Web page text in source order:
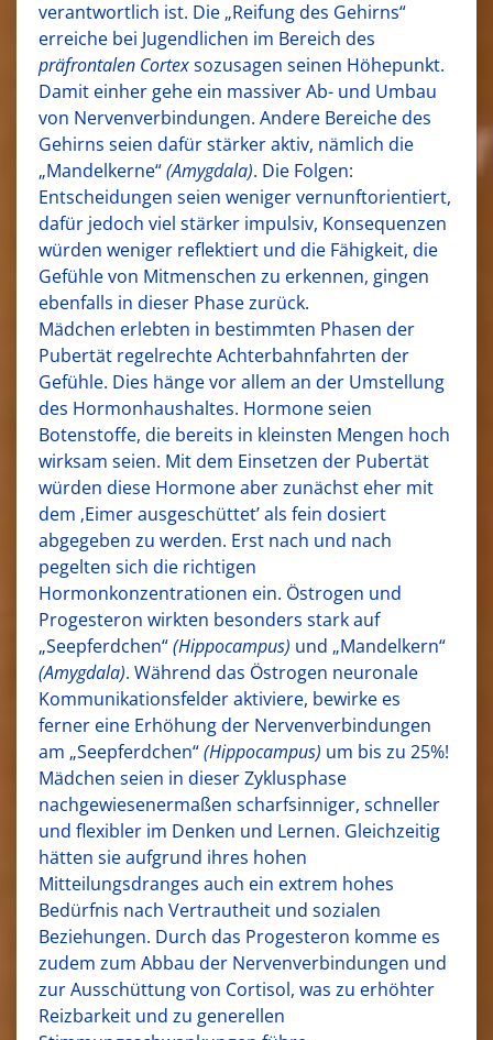
verantwortlich ist. Die „Reifung des Gehirns“
erreiche bei Jugendlichen im Bereich des
präfrontalen Cortexsozusagen seinen Höhepunkt.
Damit einher gehe ein massiver Ab- und Umbau
von Nervenverbindungen. Andere Bereiche des
Gehirns seien dafür stärker aktiv, nämlich die
„Mandelkerne“(Amygdala). Die Folgen:
Entscheidungen seien weniger vernunftorientiert,
dafür jedoch viel stärker impulsiv, Konsequenzen
würden weniger reflektiert und die Fähigkeit, die
Gefühle von Mitmenschen zu erkennen, gingen
ebenfalls in dieser Phase zurück.
Mädchen erlebten in bestimmten Phasen der
Pubertät regelrechte Achterbahnfahrten der
Gefühle. Dies hänge vor allem an der Umstellung
des Hormonhaushaltes. Hormone seien
Botenstoffe, die bereits in kleinsten Mengen hoch
wirksam seien. Mit dem Einsetzen der Pubertät
würden diese Hormone aber zunächst eher mit
dem ‚Eimer ausgeschüttet’ als fein dosiert
abgegeben zu werden. Erst nach und nach
pegelten sich die richtigen
Hormonkonzentrationen ein. Östrogen und
Progesteron wirkten besonders stark auf
„Seepferdchen“(Hippocampus) und „Mandelkern“
(Amygdala). Während das Östrogen neuronale
Kommunikationsfelder aktiviere, bewirke es
ferner eine Erhöhung der Nervenverbindungen
am „Seepferdchen“(Hippocampus) um bis zu 25%!
Mädchen seien in dieser Zyklusphase
nachgewiesenermaßen scharfsinniger, schneller
und flexibler im Denken und Lernen. Gleichzeitig
hätten sie aufgrund ihres hohen
Mitteilungsdranges auch ein extrem hohes
Bedürfnis nach Vertrautheit und sozialen
Beziehungen. Durch das Progesteron komme es
zudem zum Abbau der Nervenverbindungen und
zur Ausschüttung von Cortisol, was zu erhöhter
Reizbarkeit und zu generellen